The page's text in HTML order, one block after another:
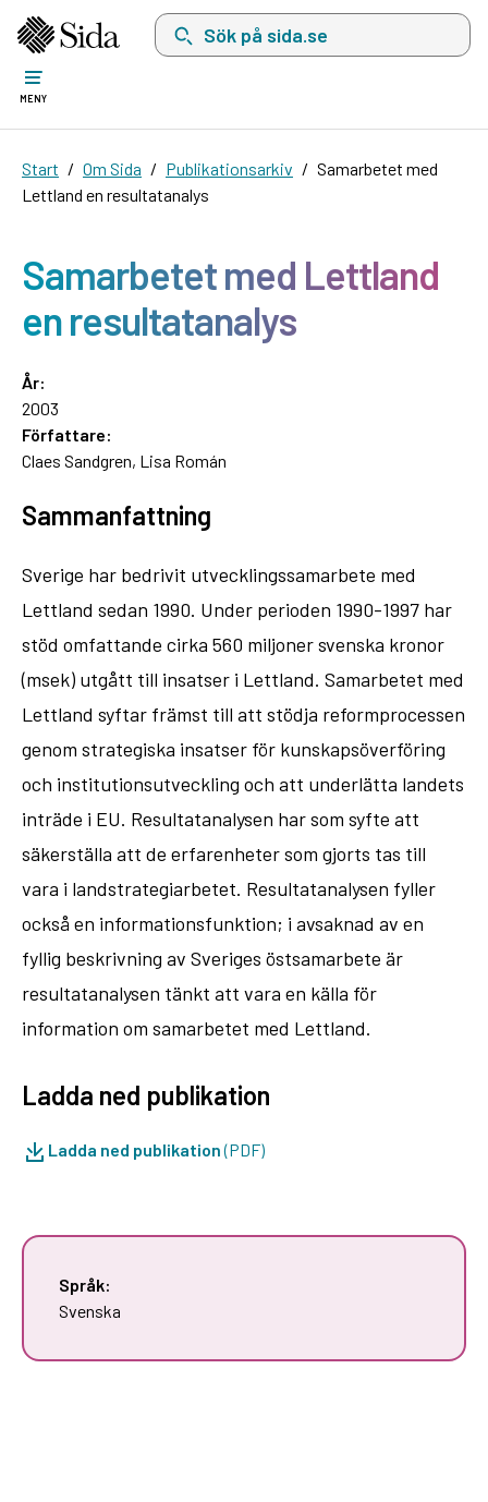
Sök på sida.se, sökförslag kommer att visas
MENY
Start Om Sida Publikationsarkiv
Samarbetet med
Lettland en resultatanalys
Samarbetet med Lettland
en resultatanalys
År:
2003
Författare:
Claes Sandgren, Lisa Román
Sammanfattning
Sverige har bedrivit utvecklingssamarbete med
Lettland sedan 1990. Under perioden 1990-1997 har
stöd omfattande cirka 560 miljoner svenska kronor
(msek) utgått till insatser i Lettland. Samarbetet med
Lettland syftar främst till att stödja reformprocessen
genom strategiska insatser för kunskapsöverföring
och institutionsutveckling och att underlätta landets
inträde i EU. Resultatanalysen har som syfte att
säkerställa att de erfarenheter som gjorts tas till
vara i landstrategiarbetet. Resultatanalysen fyller
också en informationsfunktion; i avsaknad av en
fyllig beskrivning av Sveriges östsamarbete är
resultatanalysen tänkt att vara en källa för
information om samarbetet med Lettland.
Ladda ned publikation
Ladda ned publikation(PDF)
Språk:
Svenska